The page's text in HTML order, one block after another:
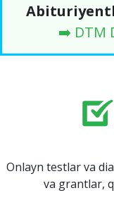
➡️ DTM
Onlayn testlar va
va grantlar,